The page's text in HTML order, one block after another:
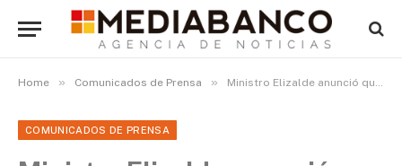
Home » Comunicados de Prensa » Ministro Elizalde anunció querella del Gobierno contra Javier Soto por agresión a diputado Arriagada
COMUNICADOS DE PRENSA